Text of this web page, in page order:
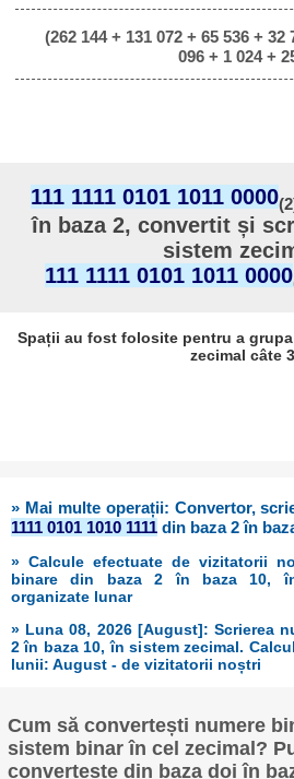
(262 144 + 131 072 + 65 536 + 32
096 + 1 024 +
111 1111 0101 1011 0000
în baza 2, convertit și
sistem
111 1111 0101 1011 0000
Spații au fost folosite pentru a
zecimal câte
» Mai multe operații: Convertor,
1111 0101 1010 1111 din baza 2 în
» Calcule efectuate de vizitatorii
binare din baza 2 în baza 10,
organizate lunar
» Luna 08, 2026 [August]: Scrierea
2 în baza 10, în sistem zecimal.
lunii: August - de vizitatorii noștri
Cum să convertești numere
sistem binar în cel zecimal?
convertește din baza doi în